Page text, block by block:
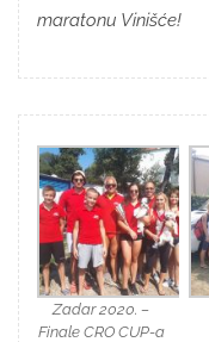
maratonu Vinišće!
Zadar 2020. –
Finale CRO CUP-a